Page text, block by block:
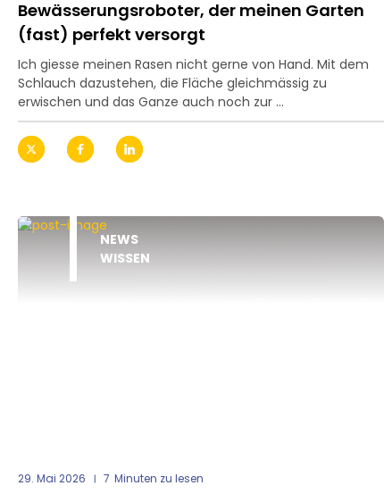
Bewässerungsroboter, der meinen Garten
(fast) perfekt versorgt
Ich giesse meinen Rasen nicht gerne von Hand. Mit dem
Schlauch dazustehen, die Fläche gleichmässig zu
erwischen und das Ganze auch noch zur ...
NEWS
WISSEN
29. Mai 2026 7 Minuten zu lesen